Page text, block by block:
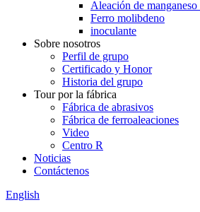
Aleación de
Ferro molibdeno
inoculante
Sobre nosotros
Perfil de grupo
Certificado y Honor
Historia del grupo
Tour por la fábrica
Fábrica de abrasivos
Fábrica de ferroaleaciones
Video
Centro R
Noticias
Contáctenos
English